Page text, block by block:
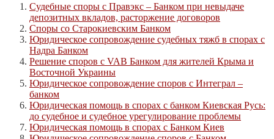
Судебные споры с Правэкс – Банком при невыдаче
депозитных вкладов, расторжение договоров
Споры со Старокиевским Банком
Юридическое сопровождение судебных тяжб в спорах с
Надра Банком
Решение споров с VAB Банком для жителей Крыма и
Восточной Украины
Юридическое сопровождение споров с Интеграл –
банком
Юридическая помощь в спорах с банком Киевская Русь:
до судебное и судебное урегулирование проблемы
Юридическая помощь в спорах с Банком Киев